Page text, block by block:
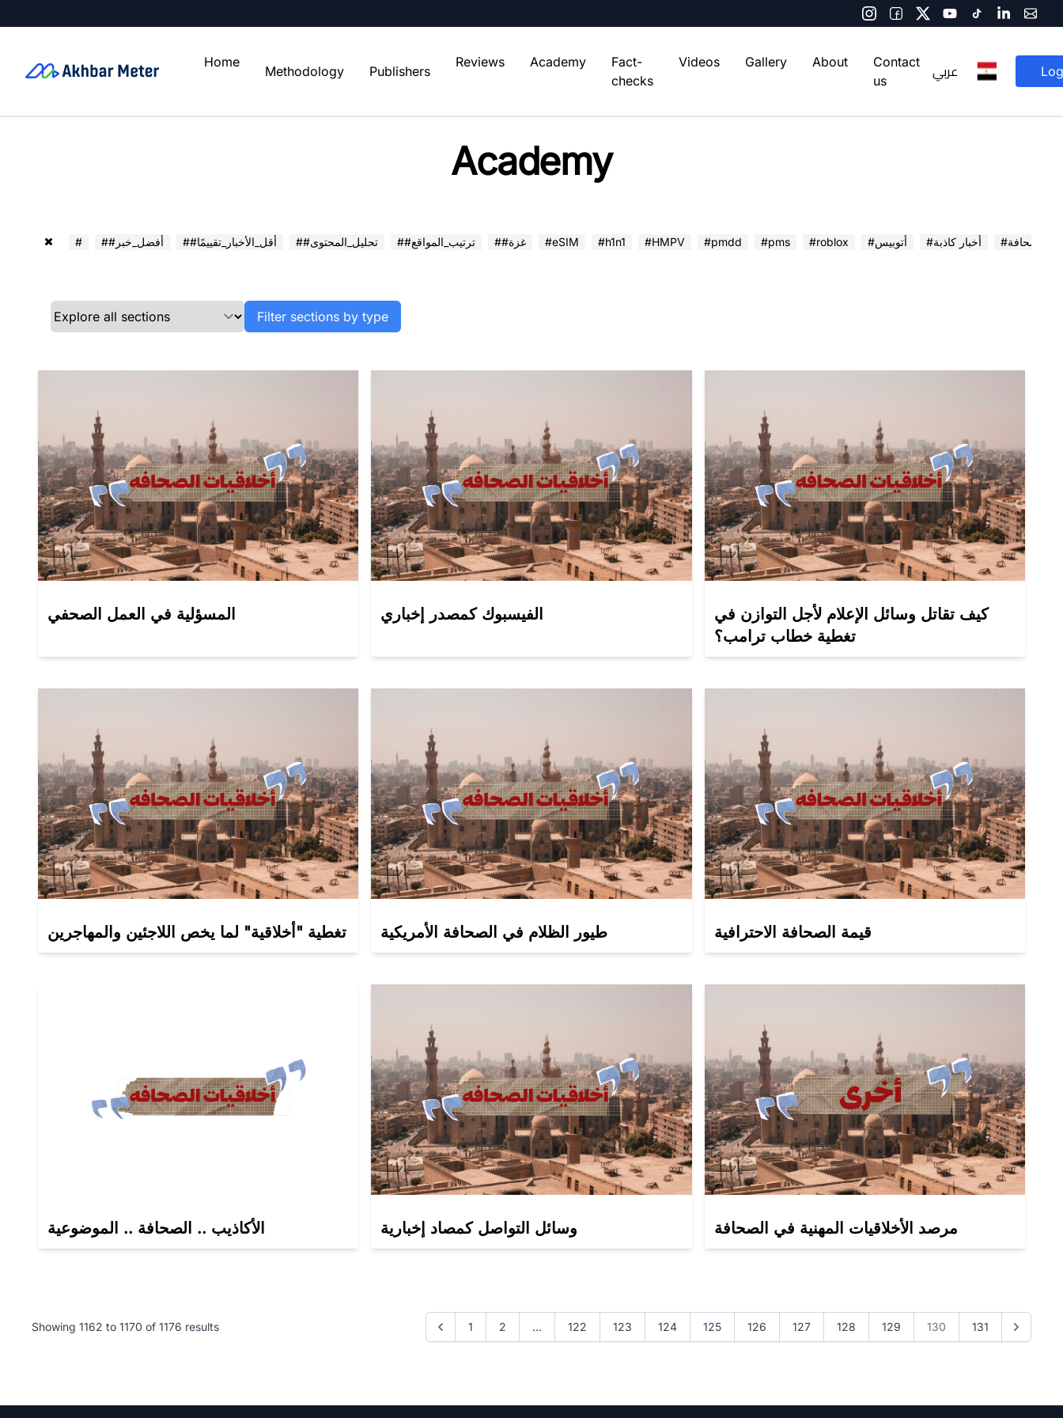
Home
Methodology Publishers
Reviews Academy
Fact-
checks
Videos Gallery About
Contact
us
عربي
Academy
# ##أفضل_خبر ##أقل_الأخبار_تقييمًا ##تحليل_المحتوى ##ترتيب_المواقع ##غزة #eSIM #h1n1 #HMPV #pmdd #pms #roblox #أتوبيس #أخبار كاذبة في الصحافة
Filter sections by type
المسؤلية في العمل الصحفي الفيسبوك كمصدر إخباري
كيف تقاتل وسائل الإعلام لأجل التوازن في
تغطية خطاب ترامب؟
تغطية "أخلاقية" لما يخص اللاجئين والمهاجرين طيور الظلام في الصحافة الأمريكية قيمة الصحافة الاحترافية
الأكاذيب .. الصحافة .. الموضوعية وسائل التواصل كمصاد إخبارية مرصد الأخلاقيات المهنية في الصحافة
Showing 1162 to 1170 of 1176 results 1 2 ... 122 123 124 125 126 127 128 129 130 131